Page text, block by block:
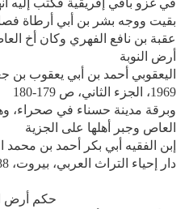
في غزو باقي إفريقية فكتب إليه
بقيت ووجه بشر بن أبي أرطاة
عقبة بن نافع الفهري وكان أخ
أرض النوبة
اليعقوبي أحمد بن أبي يعقوب بن
1969، الجزء الثاني، ص 179-180
وبرقة مدينة حسناء في صحراء،
العاص وجبر أهلها على الجزية
إبن الفقيه أبي بكر أحمد بن محمد
دار إحياء التراث العربي، بيروت، 1988، ص 77
حكم أرض